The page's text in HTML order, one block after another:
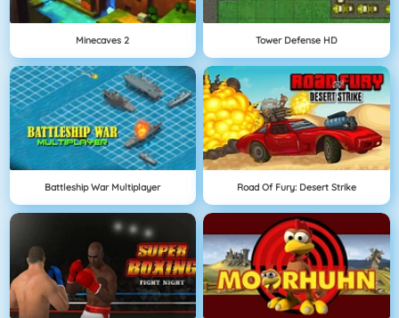
Minecaves 2 Tower Defense HD
Battleship War Multiplayer Road Of Fury: Desert Strike